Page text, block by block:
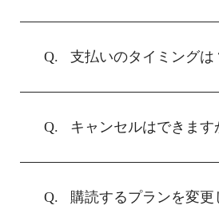
支払いのタイミングは
キャンセルはできます
購読するプランを変更